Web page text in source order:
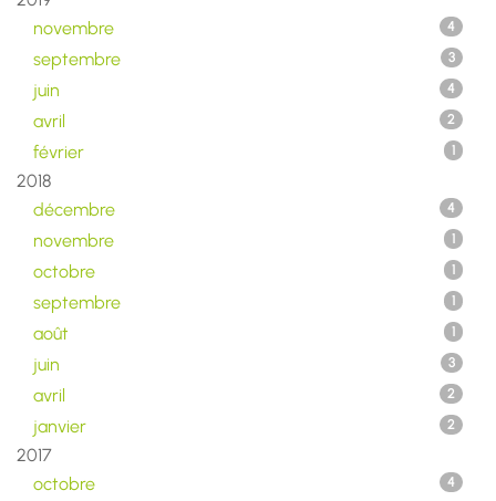
novembre
4
septembre 3
juin 4
avril 2
février 1
2018
décembre
4
novembre 1
octobre 1
septembre 1
août 1
juin 3
avril 2
janvier 2
2017
octobre
4